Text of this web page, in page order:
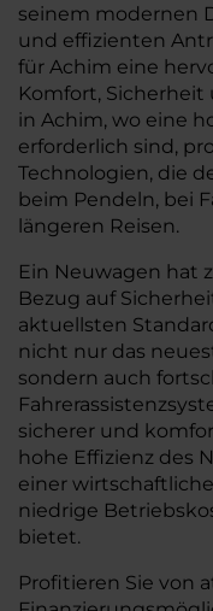
seinem modernen
und effizienten
für Achim eine
Komfort,
in Achim, wo eine
erforderlich sind,
Technologien, die
beim Pendeln, bei
längeren Reisen.
Ein Neuwagen hat
Bezug auf
aktuellsten
nicht nur das
sondern auch
sicherer und
hohe Effizienz des
einer
niedrige
bietet.
Profitieren Sie von